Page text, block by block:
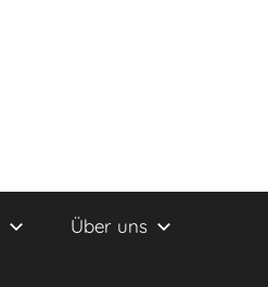
Über uns